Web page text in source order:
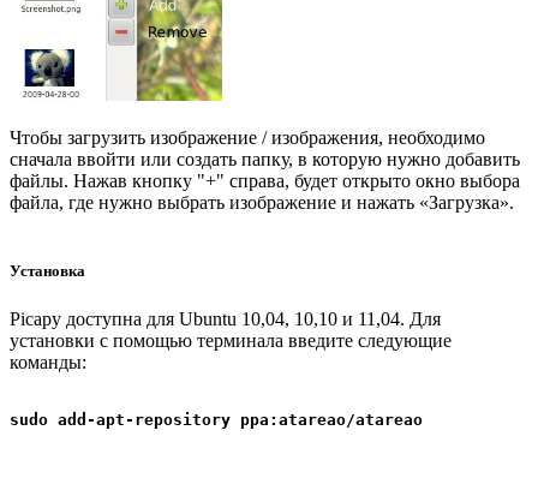
Чтобы загрузить изображение / изображения, необходимо
сначала ввойти или создать папку, в которую нужно добавить
файлы. Нажав кнопку "+" справа, будет открыто окно выбора
файла, где нужно выбрать изображение и нажать «Загрузка».
Установка
Picapy доступна для Ubuntu 10,04, 10,10 и 11,04. Для
установки с помощью терминала введите следующие
команды:
sudo add-apt-repository ppa:atareao/atareao